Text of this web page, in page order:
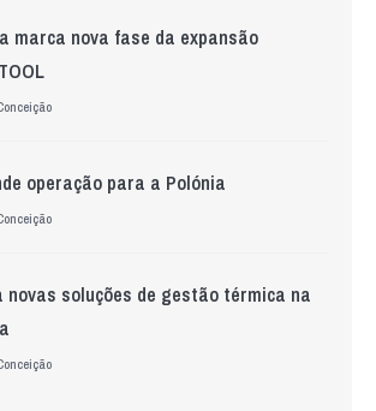
marca nova fase da expansão
operação para a Polónia
novas soluções de gestão térmica na